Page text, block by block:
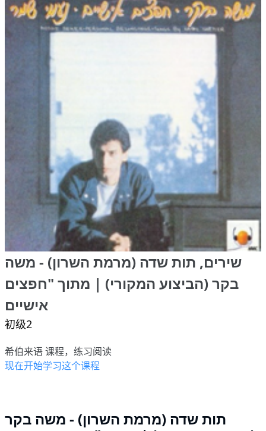
שירים, תות שדה (מרמת השרון) - משה
בקר (הביצוע המקורי) | מתוך "חפצים
אישיים
初级2
希伯来语 课程，练习阅读
现在开始学习这个课程
תות שדה (מרמת השרון) - משה בקר